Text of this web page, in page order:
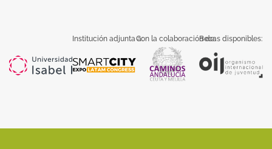
Institución adjunta a:Con la colaboración de:Becas disponibles: